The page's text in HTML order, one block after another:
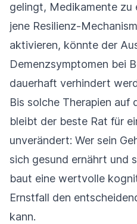
gelingt, Medikamente zu
jene Resilienz-
aktivieren, könnte der
Demenzsymptomen bei
dauerhaft verhindert
Bis solche Therapien auf
bleibt der beste Rat für
unverändert: Wer sein
sich gesund ernährt und
baut eine wertvolle
Ernstfall den
kann.